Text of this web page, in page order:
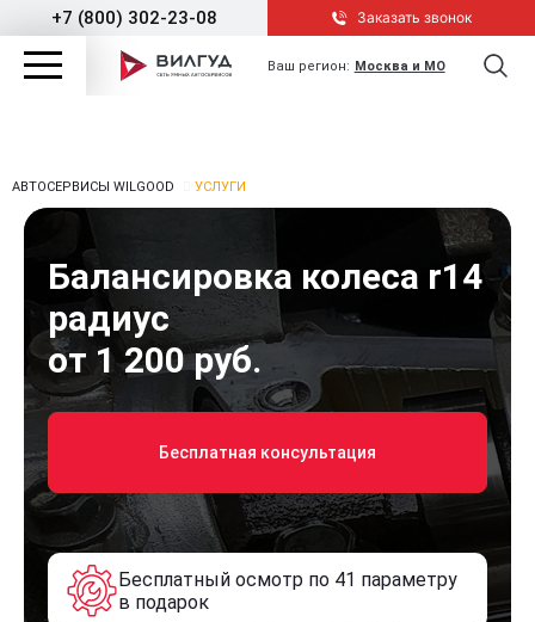
+7 (800) 302-23-08 Заказать звонок
Ваш регион: Москва и МО
АВТОСЕРВИСЫ WILGOOD УСЛУГИ
Балансировка колеса r14
радиус
от 1 200 руб.
Бесплатная консультация
Бесплатный осмотр по 41 параметру
в подарок